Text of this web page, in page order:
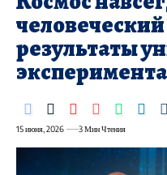
результаты
15 июня, 2026 3 Мин Чтения